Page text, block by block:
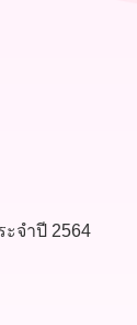
จำปี 2564